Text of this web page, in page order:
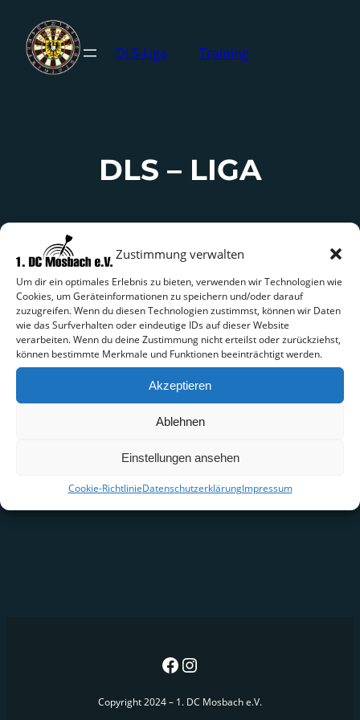
Zustimmung verwalten
Um dir ein optimales Erlebnis zu bieten, verwenden wir Technologien wie
Cookies, um Geräteinformationen zu speichern und/oder darauf
zuzugreifen. Wenn du diesen Technologien zustimmst, können wir Daten
wie das Surfverhalten oder eindeutige IDs auf dieser Website
verarbeiten. Wenn du deine Zustimmung nicht erteilst oder zurückziehst,
können bestimmte Merkmale und Funktionen beeinträchtigt werden.
Akzeptieren
Ablehnen
Einstellungen ansehen
Cookie-RichtlinieDatenschutzerklärungImpressum
DLS-Liga Training
DLS – LIGA
Copyright 2024 – 1. DC Mosbach e.V.